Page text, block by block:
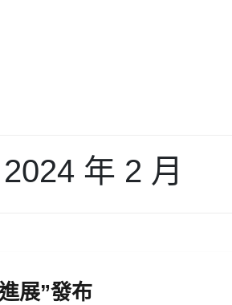
2024 年 2 月
展”發布